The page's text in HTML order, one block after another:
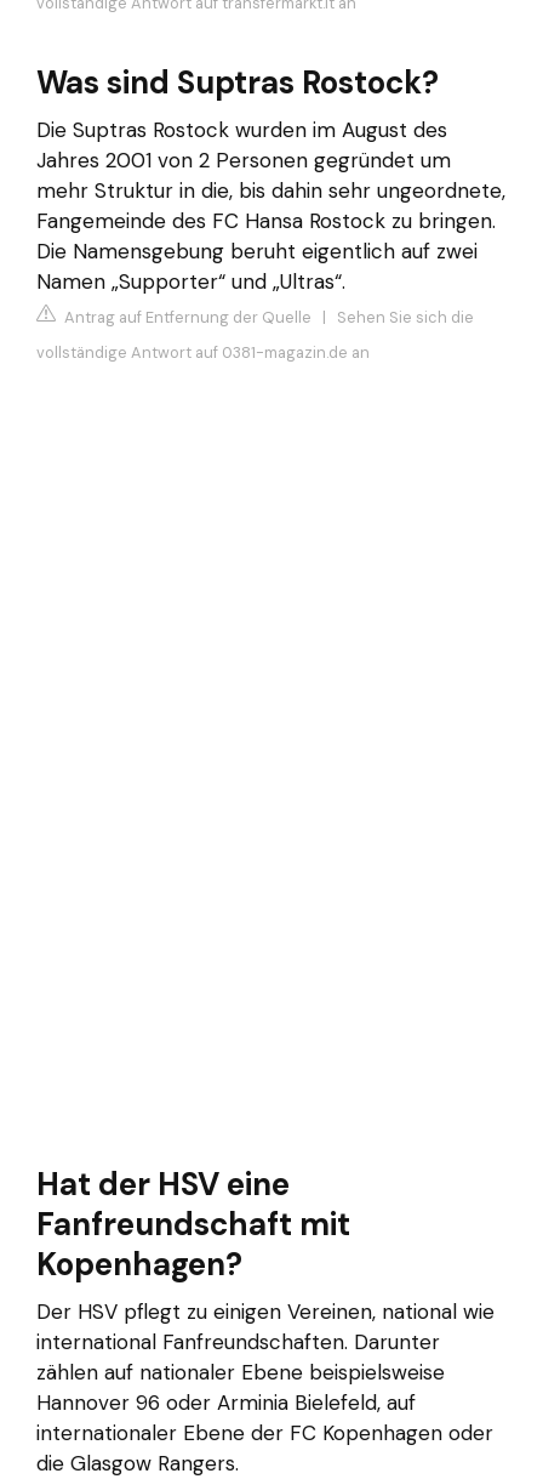
Was sind Suptras Rostock?
Die Suptras Rostock wurden im August des
Jahres 2001 von 2 Personen gegründet um
mehr Struktur in die, bis dahin sehr ungeordnete,
Fangemeinde des FC Hansa Rostock zu bringen.
Die Namensgebung beruht eigentlich auf zwei
Namen „Supporter“ und „Ultras“.
Antrag auf Entfernung der Quelle | Sehen Sie sich die
vollständige Antwort auf 0381-magazin.de an
Hat der HSV eine
Fanfreundschaft mit
Kopenhagen?
Der HSV pflegt zu einigen Vereinen, national wie
international Fanfreundschaften. Darunter
zählen auf nationaler Ebene beispielsweise
Hannover 96 oder Arminia Bielefeld, auf
internationaler Ebene der FC Kopenhagen oder
die Glasgow Rangers.